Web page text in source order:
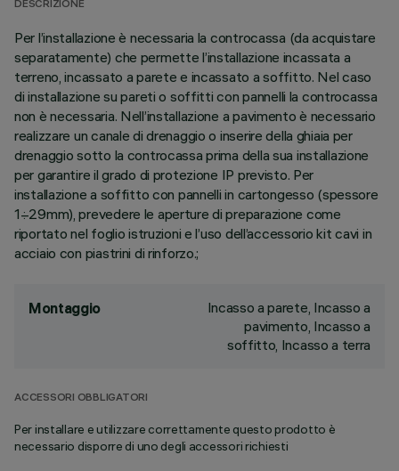
DESCRIZIONE
Per l’installazione è necessaria la controcassa (da acquistare
separatamente) che permette l’installazione incassata a
terreno, incassato a parete e incassato a soffitto. Nel caso
di installazione su pareti o soffitti con pannelli la controcassa
non è necessaria. Nell’installazione a pavimento è necessario
realizzare un canale di drenaggio o inserire della ghiaia per
drenaggio sotto la controcassa prima della sua installazione
per garantire il grado di protezione IP previsto. Per
installazione a soffitto con pannelli in cartongesso (spessore
1÷29mm), prevedere le aperture di preparazione come
riportato nel foglio istruzioni e l’uso dell’accessorio kit cavi in
acciaio con piastrini di rinforzo.;
Montaggio
Incasso a parete, Incasso a
pavimento, Incasso a
soffitto, Incasso a terra
ACCESSORI OBBLIGATORI
Per installare e utilizzare correttamente questo prodotto è
necessario disporre di uno degli accessori richiesti